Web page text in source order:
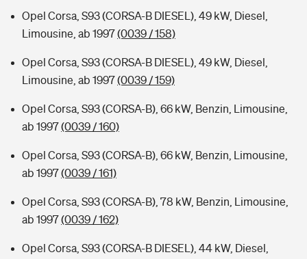
Opel Corsa, S93 (CORSA-B DIESEL), 49 kW, Diesel,
Limousine, ab 1997(0039 / 158)
Opel Corsa, S93 (CORSA-B DIESEL), 49 kW, Diesel,
Limousine, ab 1997(0039 / 159)
Opel Corsa, S93 (CORSA-B), 66 kW, Benzin, Limousine,
ab 1997(0039 / 160)
Opel Corsa, S93 (CORSA-B), 66 kW, Benzin, Limousine,
ab 1997(0039 / 161)
Opel Corsa, S93 (CORSA-B), 78 kW, Benzin, Limousine,
ab 1997(0039 / 162)
Opel Corsa, S93 (CORSA-B DIESEL), 44 kW, Diesel,